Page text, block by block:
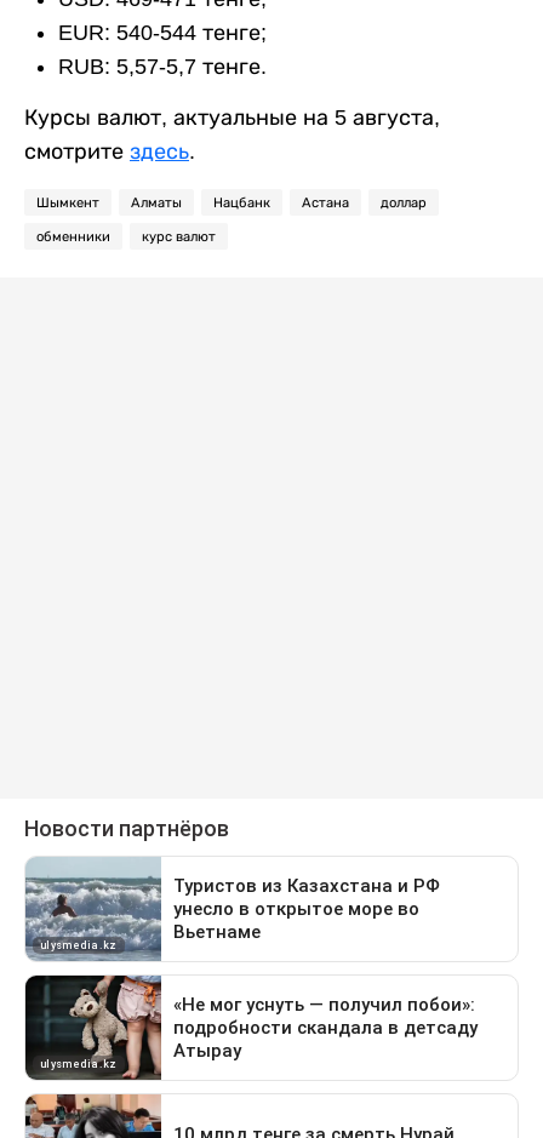
EUR: 540-544 тенге;
RUB: 5,57-5,7 тенге.
Курсы валют, актуальные на 5 августа,
смотрите здесь.
Шымкент Алматы Нацбанк Астана доллар
обменники курс валют